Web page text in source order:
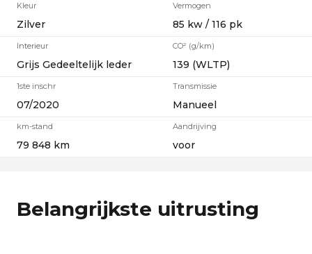
Kleur
Zilver
Interieur
Grijs Gedeeltelijk leder
1ste inschr
07/2020
km-stand
79 848 km
Vermogen
85 kw / 116 pk
CO² (g/km)
139 (WLTP)
Transmissie
Manueel
Aandrijving
voor
Belangrijkste uitrusting